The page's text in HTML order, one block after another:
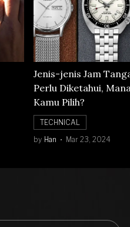
Jenis-jenis Jam
Perlu Diketahui,
Kamu Pilih?
TECHNICAL
by Han Mar 23, 2024